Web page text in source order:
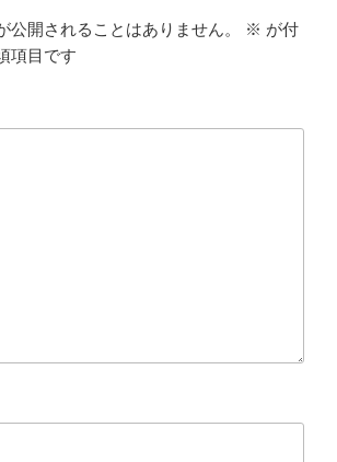
公開されることはありません。 ※ が付
項目です